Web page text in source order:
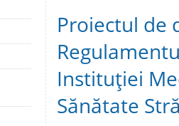
Proiectul de
Instituţiei
Sănătate